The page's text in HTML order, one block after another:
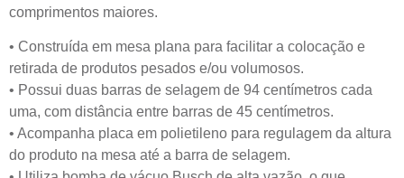
comprimentos maiores.
• Construída em mesa plana para facilitar a colocação e
retirada de produtos pesados e/ou volumosos.
• Possui duas barras de selagem de 94 centímetros cada
uma, com distância entre barras de 45 centímetros.
• Acompanha placa em polietileno para regulagem da altura
do produto na mesa até a barra de selagem.